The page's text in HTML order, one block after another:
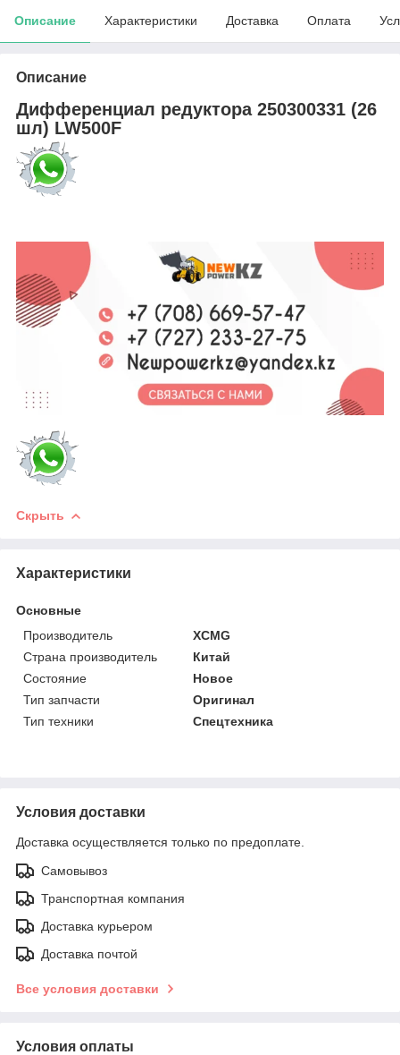
Описание Характеристики Доставка Оплата
Описание
Дифференциал редуктора 250300331 (26
шл) LW500F
Скрыть
Характеристики
Основные
Производитель
XCMG
Страна производитель
Китай
Состояние
Новое
Тип запчасти
Оригинал
Тип техники
Спецтехника
Условия доставки
Доставка осуществляется только по предоплате.
Самовывоз
Транспортная компания
Доставка курьером
Доставка почтой
Все условия доставки
Условия оплаты